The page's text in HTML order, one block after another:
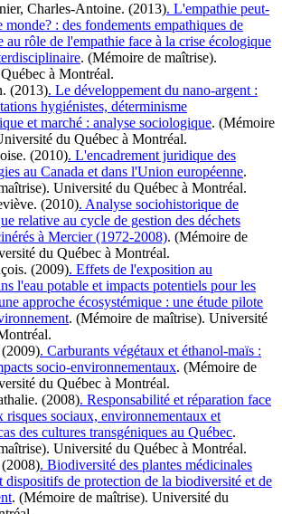
Charles-Antoine. (2013). L'empathie peut-
monde? : des fondements empathiques de
au rôle de l'empathie face à la crise écologique
. (Mémoire de maîtrise).
à Montréal.
(2013). Le développement du nano-argent :
hygiénistes, déterminisme
et marché : analyse sociologique. (Mémoire
du Québec à Montréal.
(2010). L'encadrement juridique des
au Canada et dans l'Union européenne.
Université du Québec à Montréal.
(2010). Analyse sociohistorique de
relative au cycle de gestion des déchets
à Mercier (1972-2008). (Mémoire de
du Québec à Montréal.
(2009). Effets de l'exposition au
l'eau potable et impacts potentiels pour les
approche écosystémique : une étude pilote
. (Mémoire de maîtrise). Université
. Carburants végétaux et éthanol-maïs :
socio-environnementaux. (Mémoire de
du Québec à Montréal.
(2008). Responsabilité et réparation face
risques sociaux, environnementaux et
des cultures transgéniques au Québec.
Université du Québec à Montréal.
. Biodiversité des plantes médicinales
dispositifs de protection de la biodiversité et de
. (Mémoire de maîtrise). Université du